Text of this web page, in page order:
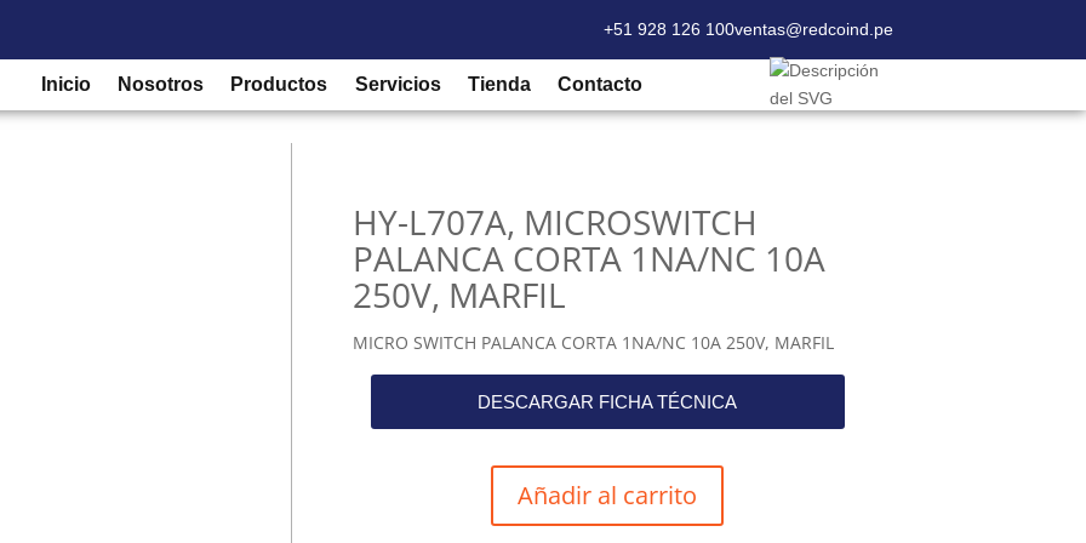
+51 928 126 100ventas@redcoind.pe
Inicio Nosotros Productos Servicios Tienda Contacto
HY-L707A, MICROSWITCH
PALANCA CORTA 1NA/NC 10A
250V, MARFIL
MICRO SWITCH PALANCA CORTA 1NA/NC 10A 250V, MARFIL
DESCARGAR FICHA TÉCNICA
Añadir al carrito